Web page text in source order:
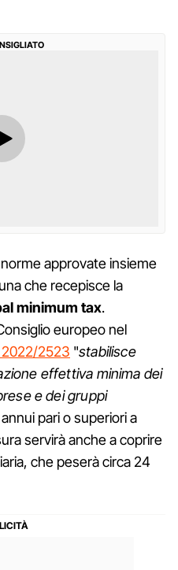
approvate insieme
che recepisce la
minimum tax.
europeo nel
2523 "stabilisce
effettiva minima dei
e dei gruppi
pari o superiori a
servirà anche a coprire
che peserà circa 24